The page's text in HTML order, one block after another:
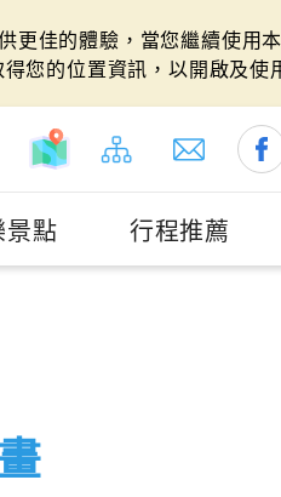
佳的體驗，當您繼續使用
您的位置資訊，以開啟及使
景點 行程推薦